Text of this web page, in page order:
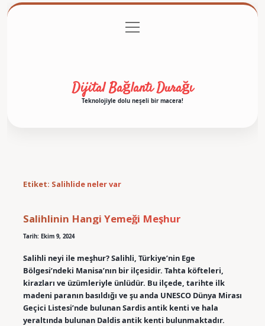
Gizlilik Politikası
menüyü
aç
Dijital Bağlantı Durağı
Teknolojiyle dolu neşeli bir macera!
Etiket: Salihlide neler var
Salihlinin Hangi Yemeği Meşhur
Tarih: Ekim 9, 2024
Salihli neyi ile meşhur? Salihli, Türkiye’nin Ege
Bölgesi’ndeki Manisa’nın bir ilçesidir. Tahta köfteleri,
kirazları ve üzümleriyle ünlüdür. Bu ilçede, tarihte ilk
madeni paranın basıldığı ve şu anda UNESCO Dünya Mirası
Geçici Listesi’nde bulunan Sardis antik kenti ve hala
yeraltında bulunan Daldis antik kenti bulunmaktadır.